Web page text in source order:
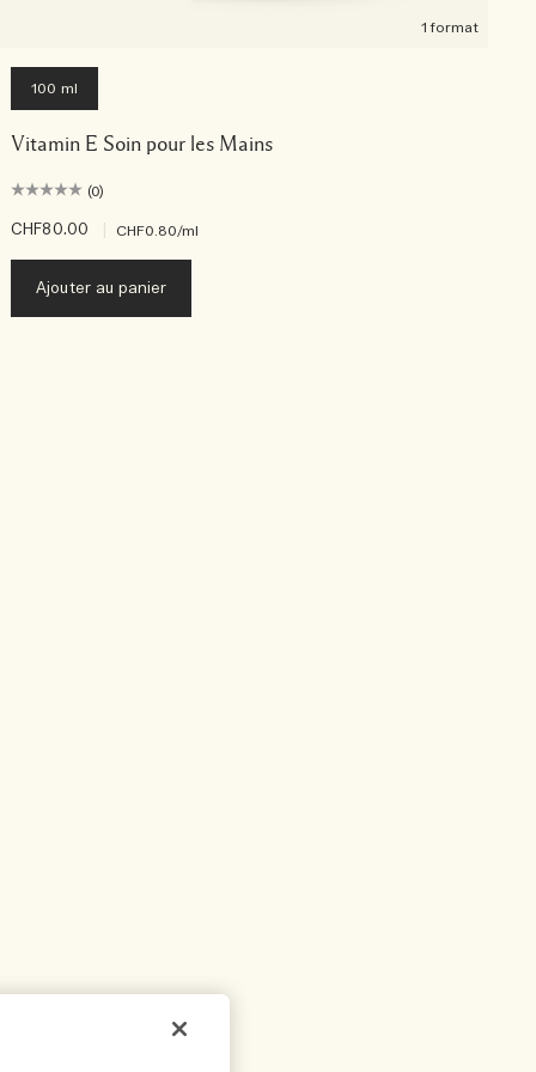
1 format
100 ml
Vitamin E Soin pour les Mains
(0)
CHF80.00 CHF0.80/ml
Ajouter au panier